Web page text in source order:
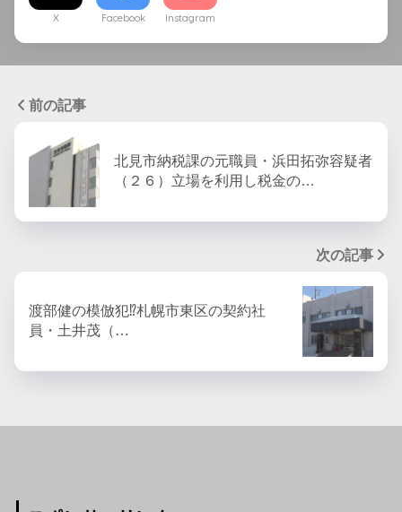
X Facebook Instagram
前の記事
北見市納税課の元職員・浜田拓弥容疑者
（２６）立場を利用し税金の…
次の記事
渡部健の模倣犯⁉︎札幌市東区の契約社
員・土井茂（…